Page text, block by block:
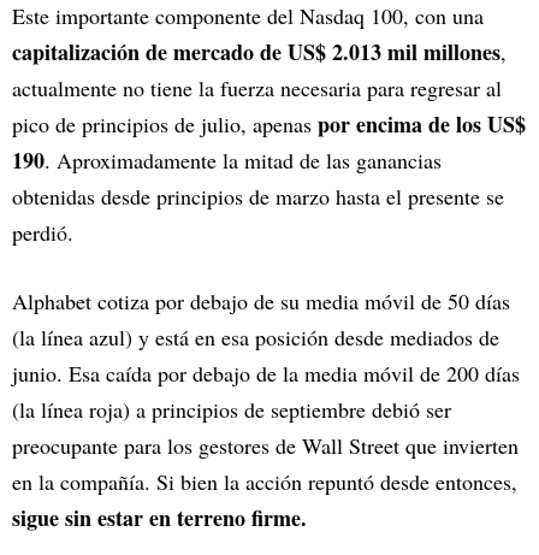
Este importante componente del Nasdaq 100, con una
capitalización de mercado de US$ 2.013 mil millones,
actualmente no tiene la fuerza necesaria para regresar al
pico de principios de julio, apenas por encima de los US$
190. Aproximadamente la mitad de las ganancias
obtenidas desde principios de marzo hasta el presente se
perdió.
Alphabet cotiza por debajo de su media móvil de 50 días
(la línea azul) y está en esa posición desde mediados de
junio. Esa caída por debajo de la media móvil de 200 días
(la línea roja) a principios de septiembre debió ser
preocupante para los gestores de Wall Street que invierten
en la compañía. Si bien la acción repuntó desde entonces,
sigue sin estar en terreno firme.